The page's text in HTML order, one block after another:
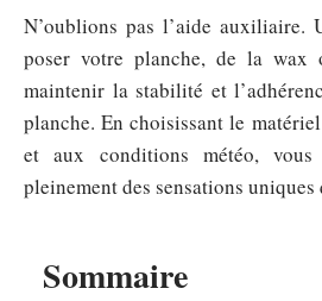
Sommaire
N’oublions pas l’aide auxiliaire.
poser votre planche, de la
maintenir la stabilité et
planche. En choisissant le
et aux conditions météo,
pleinement des sensations uniques